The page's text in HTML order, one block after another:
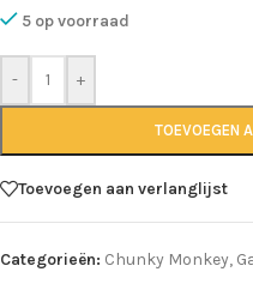
5 op voorraad
- +
TOEVOEGEN
Toevoegen aan verlanglijst
Categorieën: Chunky Monkey,